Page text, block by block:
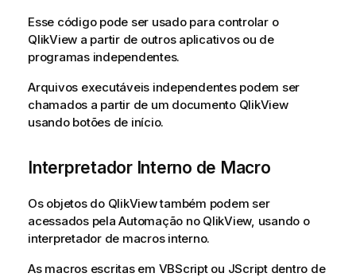
Esse código pode ser usado para controlar o
QlikView a partir de outros aplicativos ou de
programas independentes.
Arquivos executáveis independentes podem ser
chamados a partir de um documento QlikView
usando botões de início.
Interpretador Interno de Macro
Os objetos do QlikView também podem ser
acessados pela Automação no QlikView, usando o
interpretador de macros interno.
As macros escritas em VBScript ou JScript dentro de